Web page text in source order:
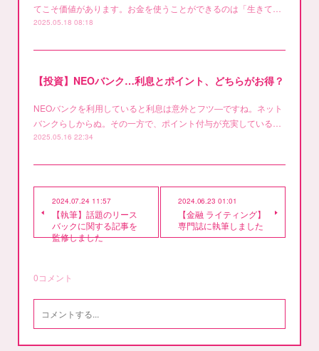
てこそ価値があります。お金を使うことができるのは「生きて…
2025.05.18 08:18
【投資】NEOバンク…利息とポイント、どちらがお得？
NEOバンクを利用していると利息は意外とフツ―ですね。ネット
バンクらしからぬ。その一方で、ポイント付与が充実している…
2025.05.16 22:34
2024.07.24 11:57
【執筆】話題のリース
バックに関する記事を
監修しました
2024.06.23 01:01
【金融 ライティング】
専門誌に執筆しました
0コメント